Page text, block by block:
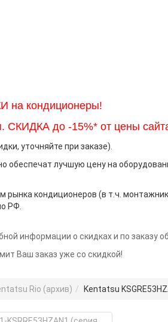
на кондиционеры!
СКИДКА до -15%* от цены
уточняйте при заказе).
обеспечат лучшую цену на
рынка кондиционеров (в т.ч.
РФ.
информации о скидках и по заказу
Ваш заказ уже со скидкой!
Rio (архив) Kentatsu